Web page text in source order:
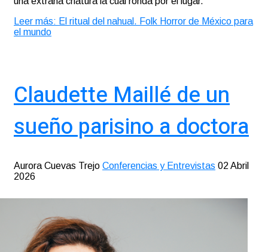
Leer más: El ritual del nahual. Folk Horror de México para
el mundo
Claudette Maillé de un
sueño parisino a doctora
Aurora Cuevas Trejo Conferencias y Entrevistas 02 Abril
2026